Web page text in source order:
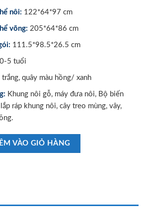
nôi: 122*64*97 cm
võng: 205*64*86 cm
111.5*98.5*26.5 cm
0-5 tuổi
trắng, quây màu hồng/ xanh
Khung nôi gỗ, máy đưa nôi, Bộ biến
ráp khung nôi, cây treo mùng, vây,
trong 1 Vinanoi VNN301T số lượng
VÀO GIỎ HÀNG